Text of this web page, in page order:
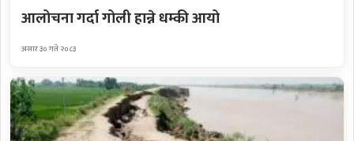
आलोचना गर्दा गोली हान्ने धम्की आयो
असार ३० गते २०८३